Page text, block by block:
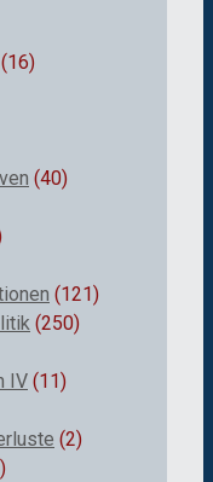
(16)
(40)
(121)
(250)
IV (11)
(2)